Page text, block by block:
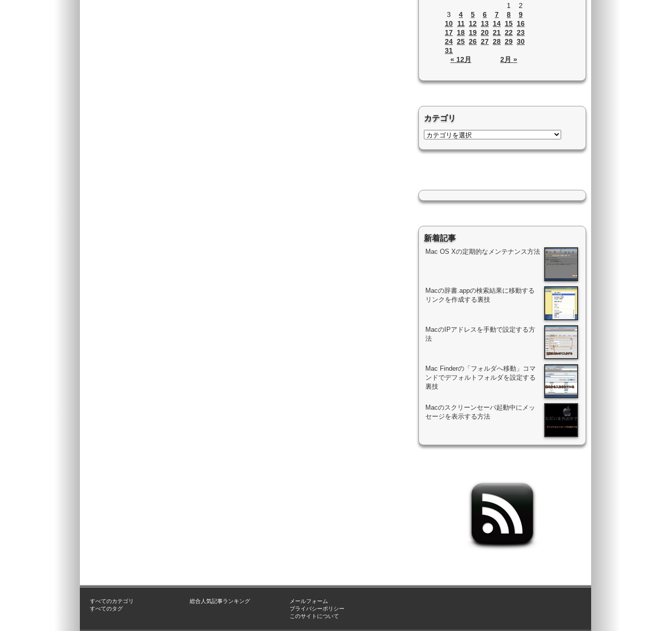
« 12月 2月 »
1
2
3
4 5 6 7 8
9
10
11 12 13 14 15 16
17 18 19 20 21 22 23
24 25 26 27 28 29 30
31
カテゴリ
新着記事
Mac OS Xの定期的なメンテナンス方法
Macの辞書.appの検索結果に移動する
リンクを作成する裏技
MacのIPアドレスを手動で設定する方
法
Mac Finderの「フォルダへ移動」コマ
ンドでデフォルトフォルダを設定する
裏技
Macのスクリーンセーバ起動中にメッ
セージを表示する方法
すべてのカテゴリ
すべてのタグ
総合人気記事ランキング
メールフォーム
プライバシーポリシー
このサイトについて